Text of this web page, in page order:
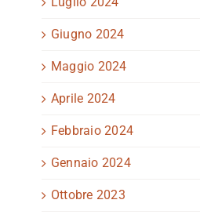
Giugno 2024
Maggio 2024
Aprile 2024
Febbraio 2024
Gennaio 2024
Ottobre 2023